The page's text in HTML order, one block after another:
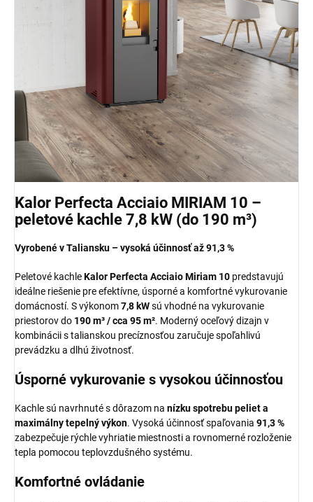
Kalor Perfecta Acciaio MIRIAM 10 –
peletové kachle 7,8 kW (do 190 m³)
Vyrobené v Taliansku – vysoká účinnosť až 91,3 %
Peletové kachleKalor Perfecta Acciaio Miriam 10 predstavujú
ideálne riešenie pre efektívne, úsporné a komfortné vykurovanie
domácností. S výkonom7,8 kWsú vhodné na vykurovanie
priestorov do 190 m³ / cca 95 m². Moderný oceľový dizajn v
kombinácii s talianskou precíznosťou zaručuje spoľahlivú
prevádzku a dlhú životnosť.
Úsporné vykurovanie s vysokou účinnosťou
Kachle sú navrhnuté s dôrazom na nízku spotrebu peliet a
maximálny tepelný výkon. Vysoká účinnosť spaľovania 91,3 %
zabezpečuje rýchle vyhriatie miestnosti a rovnomerné rozloženie
tepla pomocou teplovzdušného systému.
Komfortné ovládanie